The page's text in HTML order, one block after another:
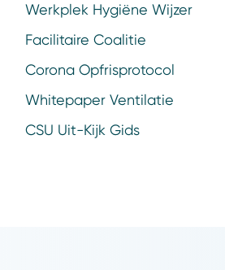
Werkplek Hygiëne Wijzer
Facilitaire Coalitie
Corona Opfrisprotocol
Whitepaper Ventilatie
CSU Uit-Kijk Gids